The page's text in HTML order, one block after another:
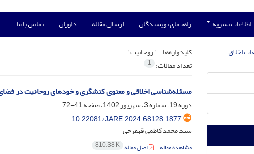
اطلاعات نشریه راهنمای نویسندگان ارسال مقاله داوران تماس با ما
کلیدواژه‌ها =" روحانیت"
تعداد مقالات: 1
مسئله‌شناسی اخلاقی و معنوی کنشگری و خودهای روحانیت در
دوره 19، شماره 3، شهریور 1402، صفحه
41-72
10.22081/JARE.2024.68128.1877
سید محمد کاظمی قهفرخی
مشاهده مقاله اصل مقاله 810.38 K